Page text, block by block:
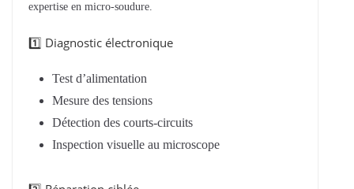
expertise en micro-soudure.
1️⃣ Diagnostic électronique
Test d’alimentation
Mesure des tensions
Détection des courts-circuits
Inspection visuelle au microscope